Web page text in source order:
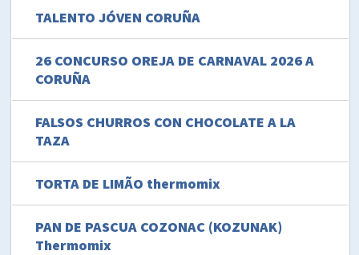
TALENTO JÓVEN CORUÑA
26 CONCURSO OREJA DE CARNAVAL 2026 A
CORUÑA
FALSOS CHURROS CON CHOCOLATE A LA
TAZA
TORTA DE LIMÃO thermomix
PAN DE PASCUA COZONAC (KOZUNAK)
Thermomix